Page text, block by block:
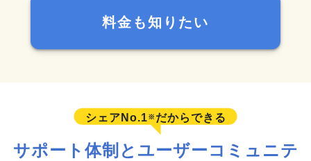
料金も知りたい
シェアNo.1※ だからできる
サポート体制とユーザーコミュニテ